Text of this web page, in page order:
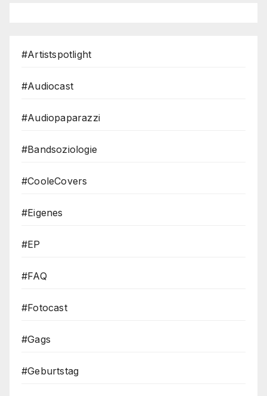
#Artistspotlight
#Audiocast
#Audiopaparazzi
#Bandsoziologie
#CooleCovers
#Eigenes
#EP
#FAQ
#Fotocast
#Gags
#Geburtstag